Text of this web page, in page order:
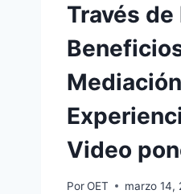
Través
Video
PorOET marzo 14,